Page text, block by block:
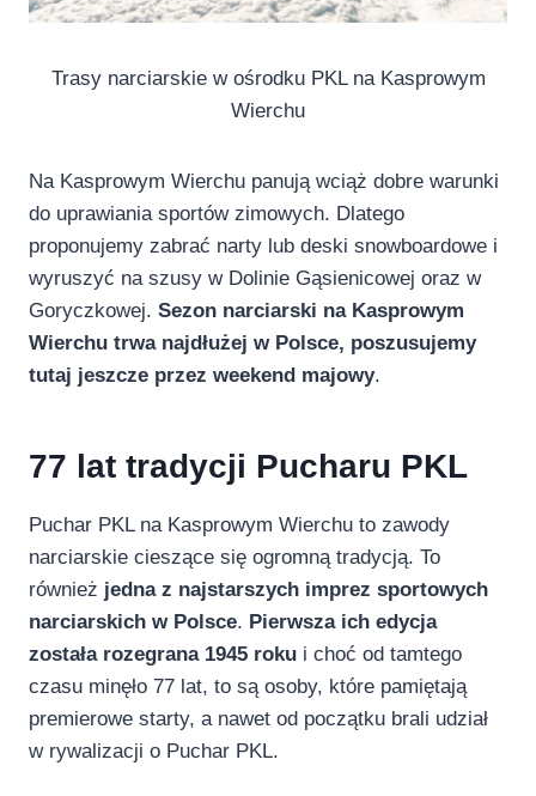
Trasy narciarskie w ośrodku PKL na Kasprowym
Wierchu
Na Kasprowym Wierchu panują wciąż dobre warunki
do uprawiania sportów zimowych. Dlatego
proponujemy zabrać narty lub deski snowboardowe i
wyruszyć na szusy w Dolinie Gąsienicowej oraz w
Goryczkowej. Sezon narciarski na Kasprowym
Wierchu trwa najdłużej w Polsce, poszusujemy
tutaj jeszcze przez weekend majowy.
77 lat tradycji Pucharu PKL
Puchar PKL na Kasprowym Wierchu to zawody
narciarskie cieszące się ogromną tradycją. To
również jedna z najstarszych imprez sportowych
narciarskich w Polsce. Pierwsza ich edycja
została rozegrana 1945 roku i choć od tamtego
czasu minęło 77 lat, to są osoby, które pamiętają
premierowe starty, a nawet od początku brali udział
w rywalizacji o Puchar PKL.